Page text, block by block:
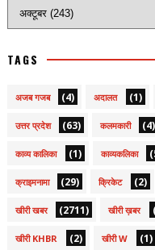
TAGS
अजब गजब (4) अदालत (1)
उत्तर प्रदेश (63) कलमकारी (4)
काव्य कालिका (1) काव्यकलिका
क्राइमनामा (29) क्रिकेट (2)
खीरी खबर (2711) खीरी ख़बर
खीरी KHBR (2) खीरी W (1)